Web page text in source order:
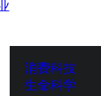
消费科技
生命科学